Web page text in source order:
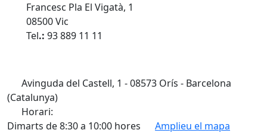
Francesc Pla El Vigatà, 1
08500 Vic
Tel.: 93 889 11 11
Avinguda del Castell, 1 - 08573 Orís - Barcelona
(Catalunya)
Horari:
Dimarts de 8:30 a 10:00 hores
Amplieu el mapa